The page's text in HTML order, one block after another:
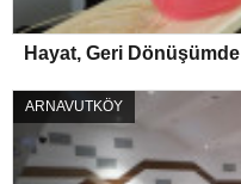
Hayat, Geri Dönüşümde
ARNAVUTKÖY